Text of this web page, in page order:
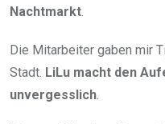
Nachtmarkt
Die Mitarbeiter gaben mir
Stadt. LiLu macht den
unvergesslich